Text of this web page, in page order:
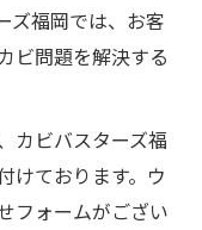
ズ福岡では、お客
ビ問題を解決する
カビバスターズ福
けております。ウ
フォームがござい